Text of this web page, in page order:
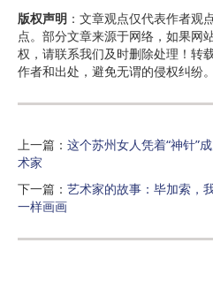
版权声明 ：文章观点仅代表作者观
点。部分文章来源于网络，如果网
权，请联系我们及时删除处理！转
作者和出处，避免无谓的侵权纠纷。
上一篇： 这个苏州女人凭着“神针”
术家
下一篇： 艺术家的故事：毕加索，
一样画画